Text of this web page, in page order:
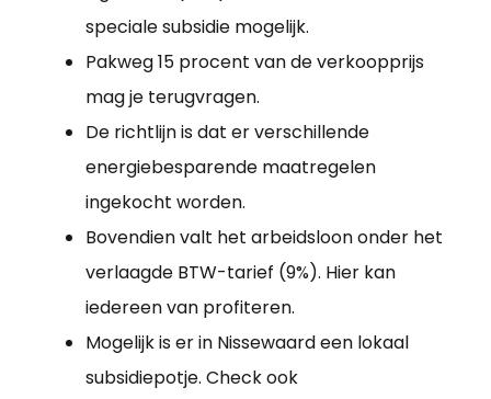
speciale subsidie mogelijk.
Pakweg 15 procent van de verkoopprijs
mag je terugvragen.
De richtlijn is dat er verschillende
energiebesparende maatregelen
ingekocht worden.
Bovendien valt het arbeidsloon onder het
verlaagde BTW-tarief (9%). Hier kan
iedereen van profiteren.
Mogelijk is er in Nissewaard een lokaal
subsidiepotje. Check ook